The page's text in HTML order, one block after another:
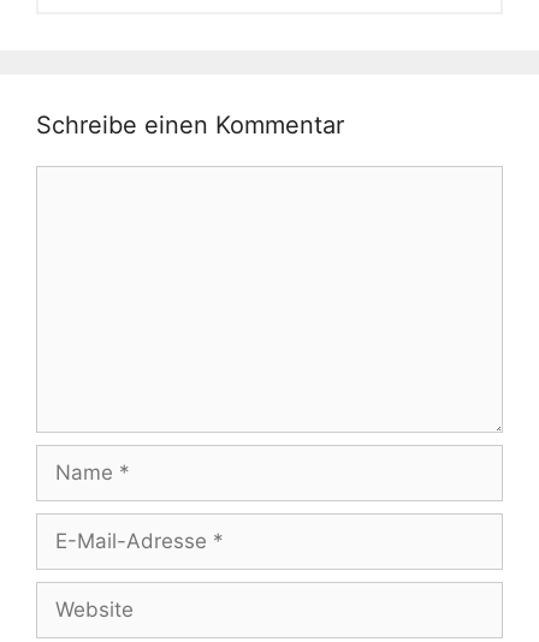
Schreibe einen Kommentar
Kommentar
Name
E-
Mail-
Adresse
Website